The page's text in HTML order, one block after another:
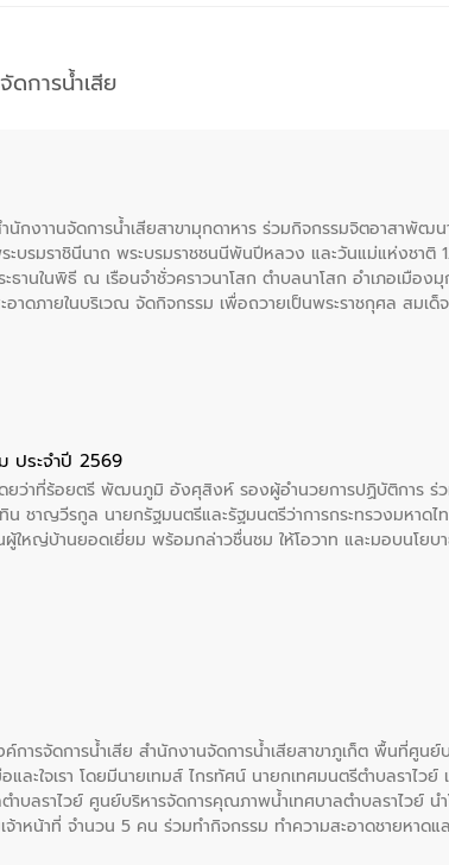
ดการน้ำเสีย
กงาานจัดการน้ำเสียสาขามุกดาหาร ร่วมกิจกรรมจิตอาสาพัฒ
ะบรมราชินีนาถ พระบรมราชชนนีพันปีหลวง และวันแม่แห่งชาติ
านในพิธี ณ เรือนจําชั่วคราวนาโสก ตําบลนาโสก อําเภอเมือง
าดภายในบริเวณ จัดกิจกรรม เพื่อถวายเป็นพระราชกุศล สมเด็
ายสัจปฏิญาณ ทำความดีด้วยหัวใจ
ประจำปี 2569
ยว่าที่ร้อยตรี พัฒนภูมิ อังศุสิงห์ รองผู้อำนวยการปฏิบัติการ ร่
ชาญวีรกูล นายกรัฐมนตรีและรัฐมนตรีว่าการกระทรวงมหาดไ
ใหญ่บ้านยอดเยี่ยม พร้อมกล่าวชื่นชม ให้โอวาท และมอบนโยบ
ารจัดการน้ำเสีย สำนักงานจัดการน้ำเสียสาขาภูเก็ต พื้นที่ศูน
และใจเรา โดยมีนายเทมส์ ไกรทัศน์ นายกเทศมนตรีตำบลราไวย์
ำบลราไวย์ ศูนย์บริหารจัดการคุณภาพน้ำเทศบาลตำบลราไวย์
จ้าหน้าที่ จำนวน 5 คน ร่วมทำกิจกรรม ทำความสะอาดชายหาด
ง จังหวัดภูเก็ต